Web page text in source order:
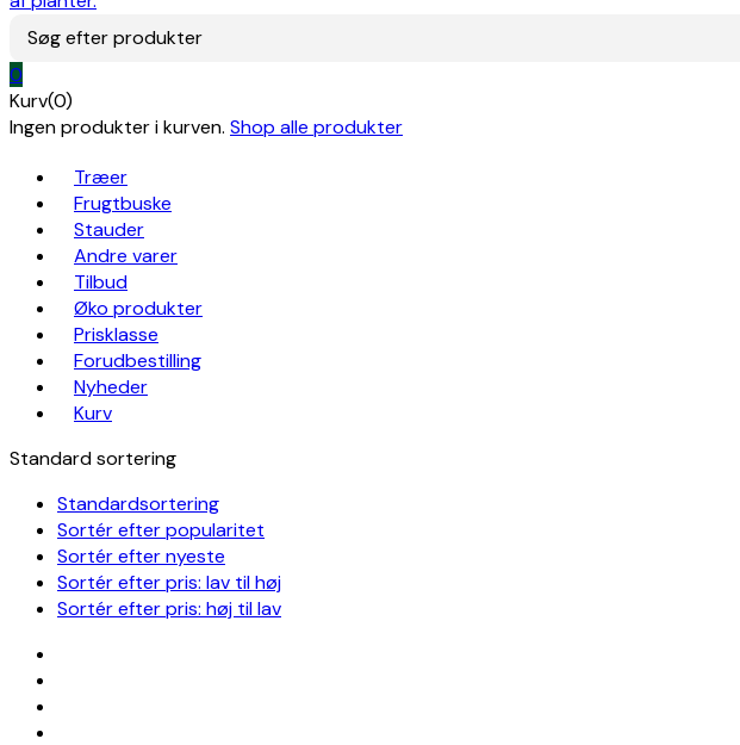
Søg efter produkter
0
Kurv(0)
Ingen produkter i kurven. Shop alle produkter
Træer
Frugtbuske
Stauder
Andre varer
Tilbud
Øko produkter
Prisklasse
Forudbestilling
Nyheder
Kurv
Standard sortering
Standardsortering
Sortér efter popularitet
Sortér efter nyeste
Sortér efter pris: lav til høj
Sortér efter pris: høj til lav